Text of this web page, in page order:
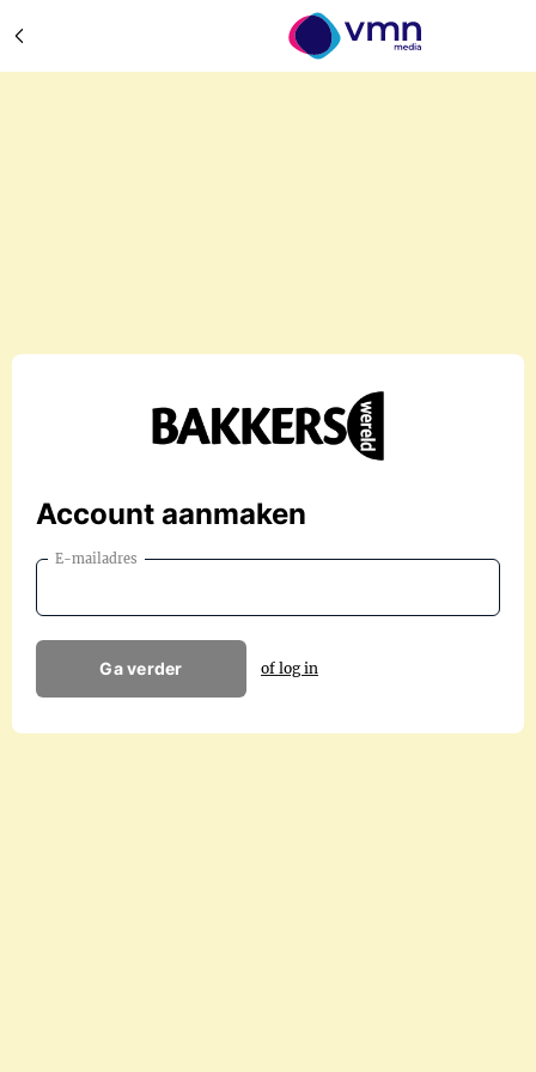
Account aanmaken
E-mailadres
Ga verder of log in